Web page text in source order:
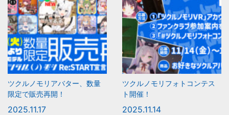
ツクルノモリアバター、数量
限定で販売再開！
2025.11.17
ツクルノモリフォトコンテス
ト開催！
2025.11.14